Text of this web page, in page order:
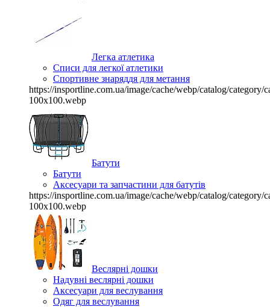
Легка атлетика
Списи для легкої атлетики
Спортивне знаряддя для метання
https://insportline.com.ua/image/cache/webp/catalog/category/
100x100.webp
Батути
Батути
Аксесуари та запчастини для батутів
https://insportline.com.ua/image/cache/webp/catalog/category/
100x100.webp
Веслярні дошки
Надувні веслярні дошки
Аксесуари для веслування
Одяг для веслування